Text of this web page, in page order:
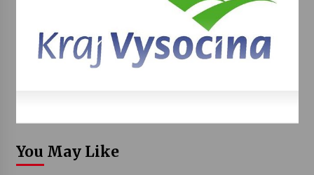
You May Like